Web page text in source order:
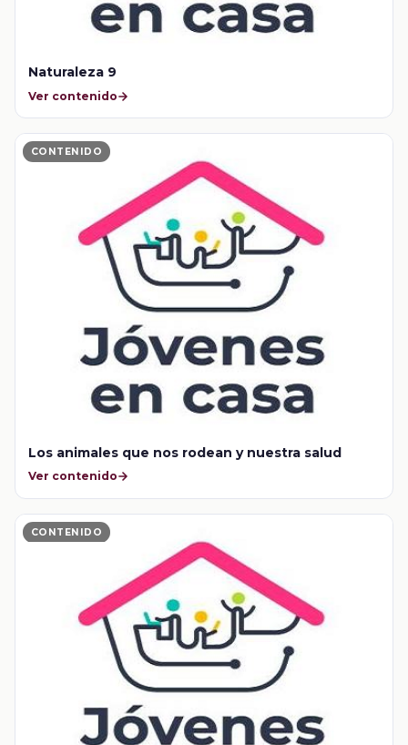
Naturaleza 9
Ver contenido
CONTENIDO
Los animales que nos rodean y nuestra salud
Ver contenido
CONTENIDO